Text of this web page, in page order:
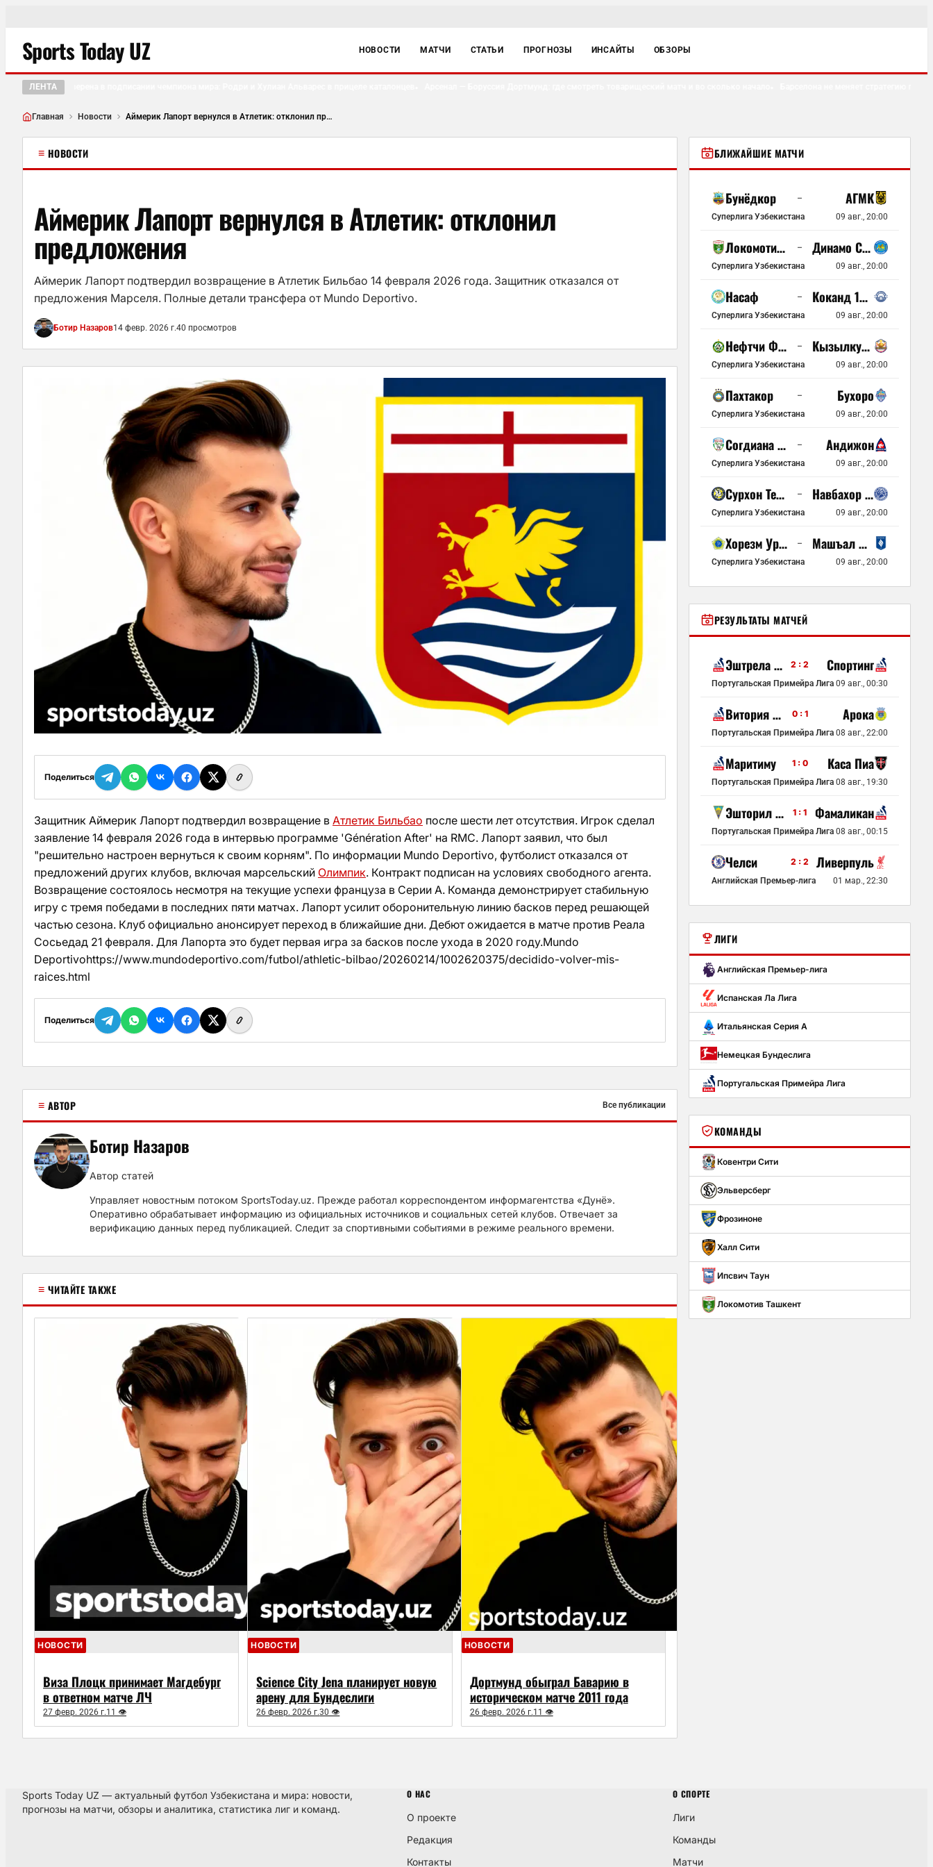
Sports Today UZ НОВОСТИ МАТЧИ СТАТЬИ ПРОГНОЗЫ ИНСАЙТЫ ОБЗОРЫ
ЛЕНТА
«Барселона» уверена в подписании чемпиона мира: Родри и Хулиан Альварес в прицеле каталонцев
Главная Новости Аймерик Лапорт вернулся в Атлетик: отклонил предложения
≡ НОВОСТИ
Аймерик Лапорт вернулся в Атлетик: отклонил
предложения
Аймерик Лапорт подтвердил возвращение в Атлетик Бильбао 14 февраля 2026 года. Защитник отказался от
предложения Марселя. Полные детали трансфера от Mundo Deportivo.
Ботир Назаров14 февр. 2026 г.40 просмотров
Поделиться
Защитник Аймерик Лапорт подтвердил возвращение в Атлетик Бильбао после шести лет отсутствия. Игрок сделал
заявление 14 февраля 2026 года в интервью программе 'Génération After' на RMC. Лапорт заявил, что был
"решительно настроен вернуться к своим корням". По информации Mundo Deportivo, футболист отказался от
предложений других клубов, включая марсельский Олимпик. Контракт подписан на условиях свободного агента.
Возвращение состоялось несмотря на текущие успехи француза в Серии А. Команда демонстрирует стабильную
игру с тремя победами в последних пяти матчах. Лапорт усилит оборонительную линию басков перед решающей
частью сезона. Клуб официально анонсирует переход в ближайшие дни. Дебют ожидается в матче против Реала
Сосьедад 21 февраля. Для Лапорта это будет первая игра за басков после ухода в 2020 году.Mundo
Deportivohttps://www.mundodeportivo.com/futbol/athletic-bilbao/20260214/1002620375/decidido-volver-mis-
raices.html
Поделиться
≡ АВТОР Все публикации
Ботир Назаров
Автор статей
Управляет новостным потоком SportsToday.uz. Прежде работал корреспондентом информагентства «Дунё».
Оперативно обрабатывает информацию из официальных источников и социальных сетей клубов. Отвечает за
верификацию данных перед публикацией. Следит за спортивными событиями в режиме реального времени.
≡ ЧИТАЙТЕ ТАКЖЕ
НОВОСТИ
Виза Плоцк принимает Магдебург
в ответном матче ЛЧ
27 февр. 2026 г.11 👁
НОВОСТИ
Science City Jena планирует новую
арену для Бундеслиги
26 февр. 2026 г.30 👁
НОВОСТИ
Дортмунд обыграл Баварию в
историческом матче 2011 года
26 февр. 2026 г.11 👁
БЛИЖАЙШИЕ МАТЧИ
Бунёдкор – АГМК
Суперлига Узбекистана 09 авг., 20:00
Локомотив Ташкент – Динамо Самарканд
Суперлига Узбекистана 09 авг., 20:00
Насаф – Коканд 1912
Суперлига Узбекистана 09 авг., 20:00
Нефтчи Фергана – Кызылкум Зарафшан
Суперлига Узбекистана 09 авг., 20:00
Пахтакор – Бухоро
Суперлига Узбекистана 09 авг., 20:00
Согдиана Джизак – Андижон
Суперлига Узбекистана 09 авг., 20:00
Сурхон Термез – Навбахор Наманган
Суперлига Узбекистана 09 авг., 20:00
Хорезм Ургенч – Машъал Мубарек
Суперлига Узбекистана 09 авг., 20:00
РЕЗУЛЬТАТЫ МАТЧЕЙ
Эштрела Амадора 2 : 2 Спортинг
Португальская Примейра Лига 09 авг., 00:30
Витория де Гимарайнш 0 : 1 Арока
Португальская Примейра Лига 08 авг., 22:00
Маритиму 1 : 0 Каса Пиа
Португальская Примейра Лига 08 авг., 19:30
Эшторил Праиа 1 : 1 Фамаликан
Португальская Примейра Лига 08 авг., 00:15
Челси 2 : 2 Ливерпуль
Английская Премьер-лига 01 мар., 22:30
ЛИГИ
Английская Премьер-лига
Испанская Ла Лига
Итальянская Серия А
Немецкая Бундеслига
Португальская Примейра Лига
КОМАНДЫ
Ковентри Сити
Эльверсберг
Фрозиноне
Халл Сити
Ипсвич Таун
Локомотив Ташкент
Sports Today UZ — актуальный футбол Узбекистана и мира: новости,
прогнозы на матчи, обзоры и аналитика, статистика лиг и команд.
О НАС
О проекте
Редакция
Контакты
О СПОРТЕ
Лиги
Команды
Матчи